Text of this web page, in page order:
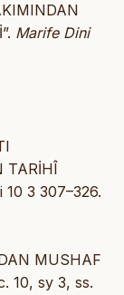
Marife Dini
TARİHÎ
10 3 307–326.
MUSHAF
10, sy 3, ss.